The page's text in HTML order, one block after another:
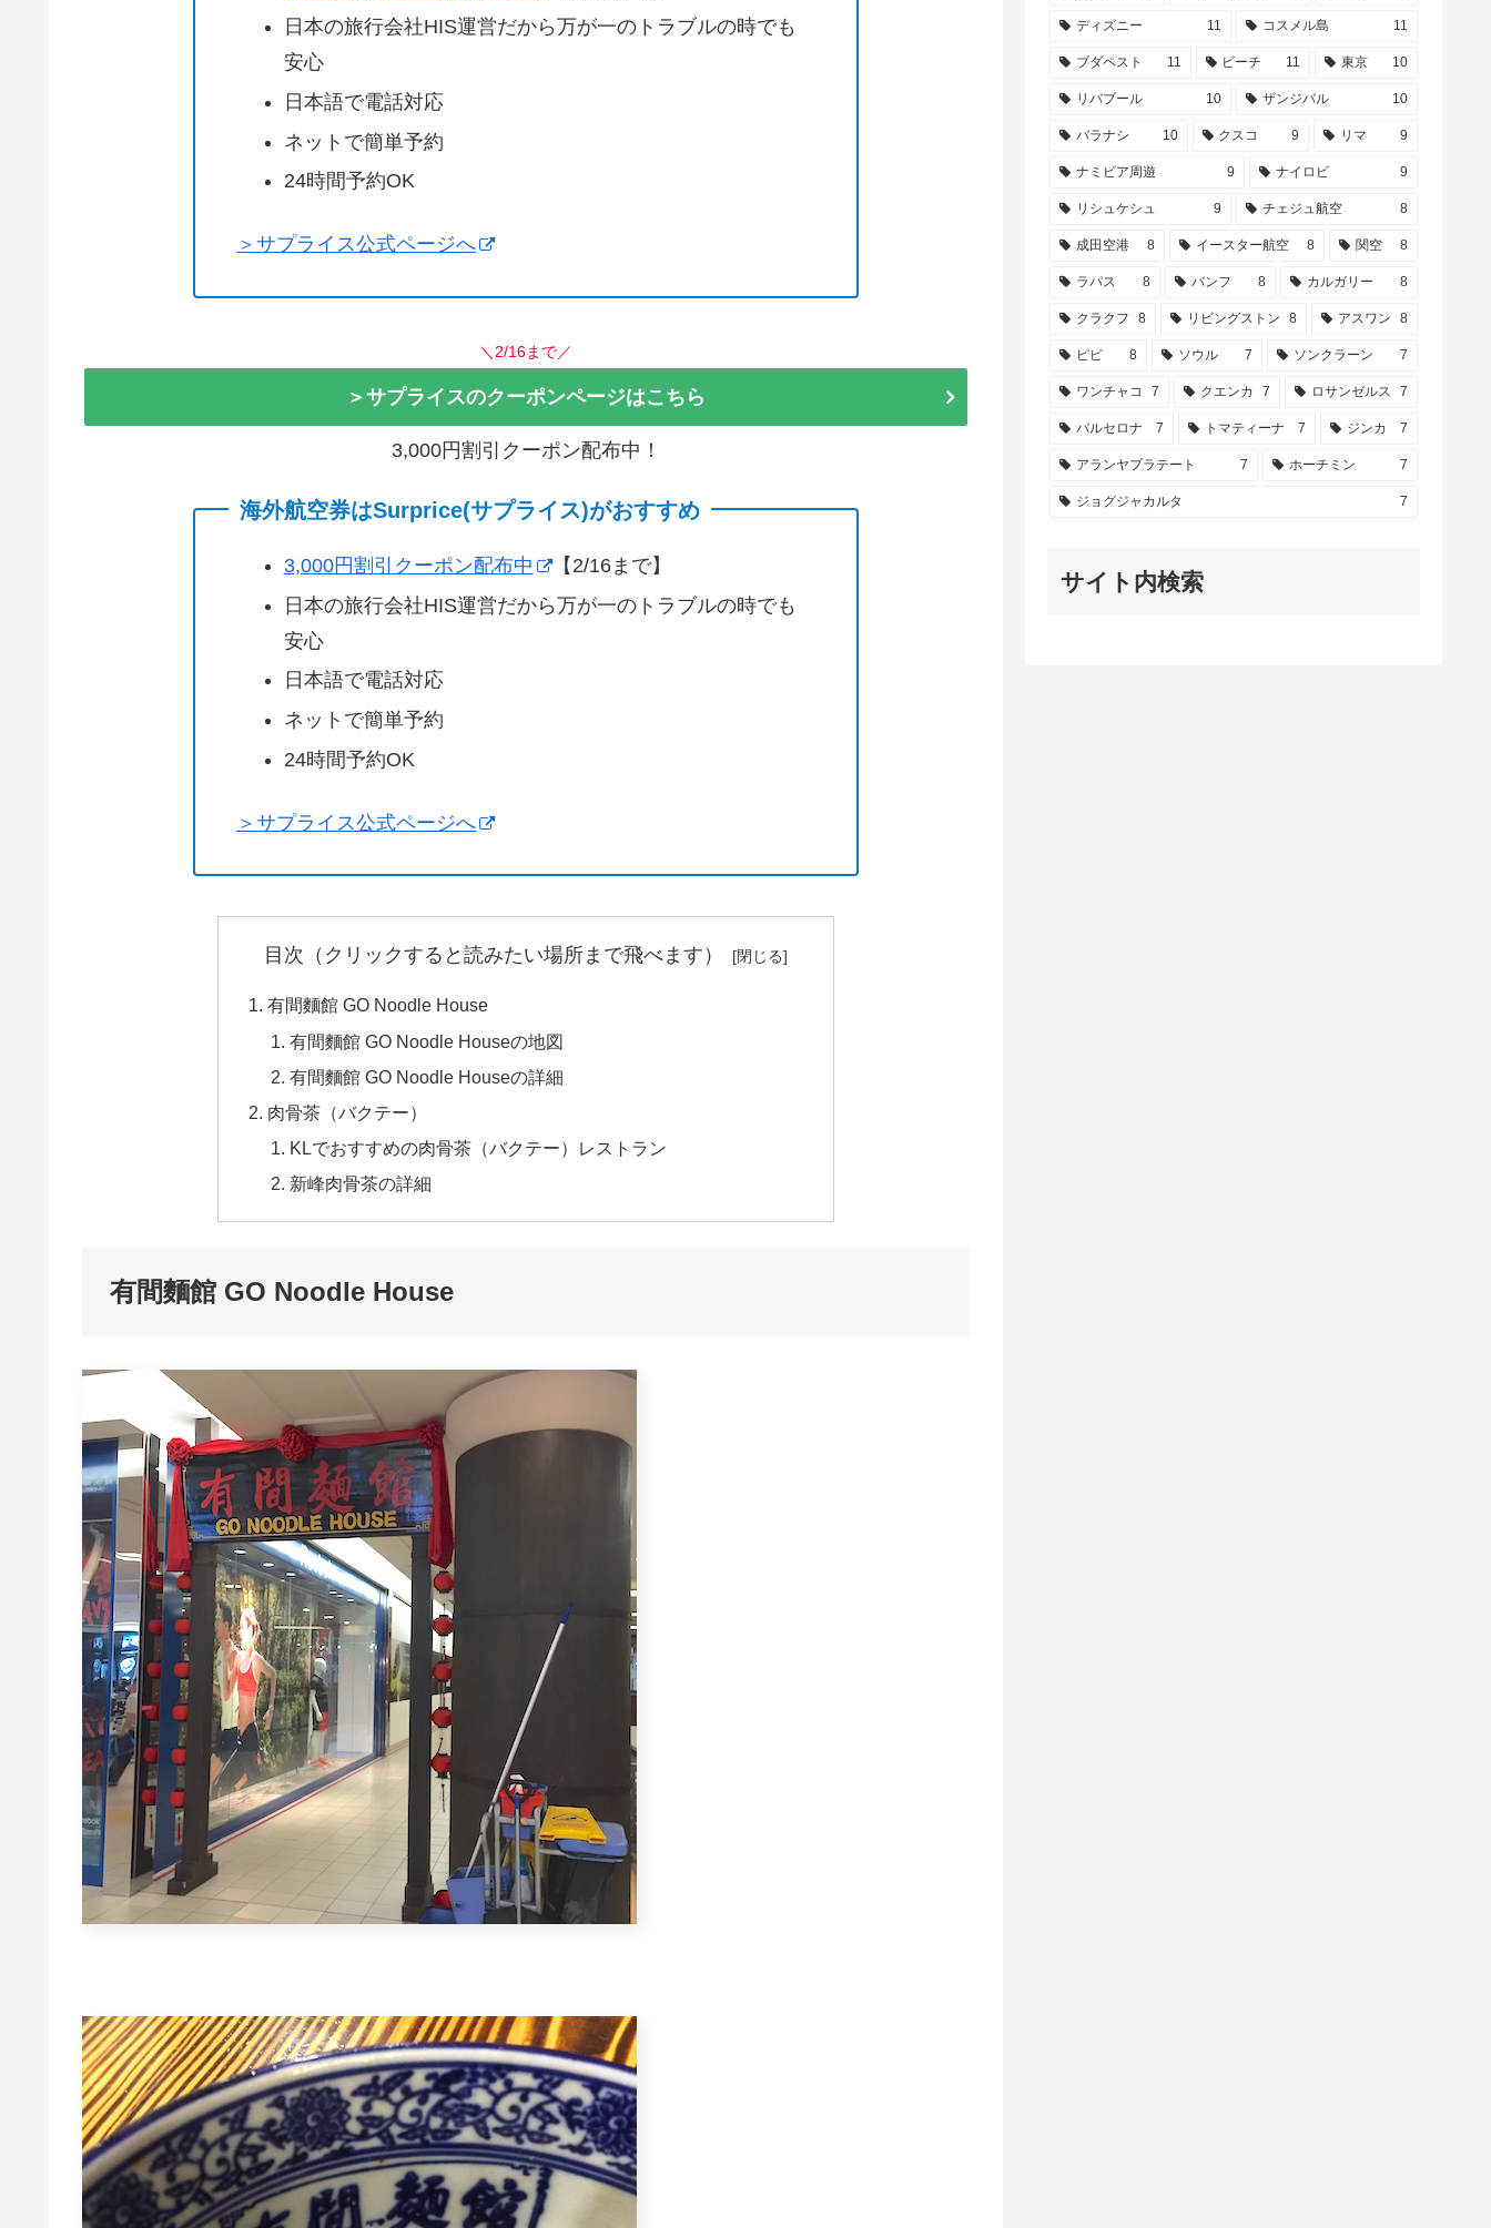
日本の旅行会社HIS運営だから万が一のトラブルの時でも
安心
日本語で電話対応
ネットで簡単予約
24時間予約OK
＞サプライス公式ページへ
＼2/16まで／
＞サプライスのクーポンページはこちら
3,000円割引クーポン配布中！
海外航空券はSurprice(サプライス)がおすすめ
3,000円割引クーポン配布中
【2/16まで】
日本の旅行会社HIS運営だから万が一のトラブルの時でも
安心
日本語で電話対応
ネットで簡単予約
24時間予約OK
＞サプライス公式ページへ
目次（クリックすると読みたい場所まで飛べます）
有間麵館 GO Noodle House
有間麵館 GO Noodle Houseの地図
有間麵館 GO Noodle Houseの詳細
肉骨茶（バクテー）
KLでおすすめの肉骨茶（バクテー）レストラン
新峰肉骨茶の詳細
有間麵館 GO Noodle House
ディズニー 11 コスメル島 11
ブダペスト 11 ビーチ 11 東京 10
リバプール 10 ザンジバル 10
バラナシ 10 クスコ 9 リマ 9
ナミビア周遊 9 ナイロビ 9
リシュケシュ 9 チェジュ航空 8
成田空港 8 イースター航空 8 関空 8
ラパス 8 バンフ 8 カルガリー 8
クラクフ 8 リビングストン 8 アスワン 8
ピピ 8 ソウル 7 ソンクラーン 7
ワンチャコ 7 クエンカ 7 ロサンゼルス 7
バルセロナ 7 トマティーナ 7 ジンカ 7
アランヤプラテート 7 ホーチミン 7
ジョグジャカルタ 7
サイト内検索